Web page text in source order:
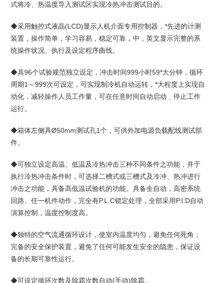
式将冷、热温度导入测试区实现冷热冲击测试目的。
◆采用触控式液晶(LCD)显示人机介面专用控制器，*先进的计测
装置，操作简单，学习容易，稳定可靠，中，英文显示完整的系
统操作状况、执行及设定程序曲线。
◆具96个试验规范独立设定，冲击时间999小时59*大分钟，循环
周期1～999次可设定，可实现制冷机自动运转，*大程度上实现自
动化，减轻操作人员工作量，可在任意时间自动启动﹑停止工作
运行。
◆箱体左侧具Ø50mm测试孔1个，可供外加电源负载配线测试部
件。
◆可独立设定高温、低温及冷热冲击三种不同条件之功能，并于
执行冷热冲击条件时，可选择二槽式或三槽式及冷冲、热冲进行
冲击之功能，具备高低温试验机的功能。具备全自动，高密系统
回路、任一机件动作，完全有P.L.C锁定处理，全部采用P.I.D自动
演算控制，温度控制度高。
◆独特的空气流通循环设计，使室内温度均匀，避免任何死角；
完备的安全保护装置，避免了任何可能发生安全的隐患，保证设
备的长期可靠性运行。
◆可设定循环次数及除霜次数自动(手动)除霜。